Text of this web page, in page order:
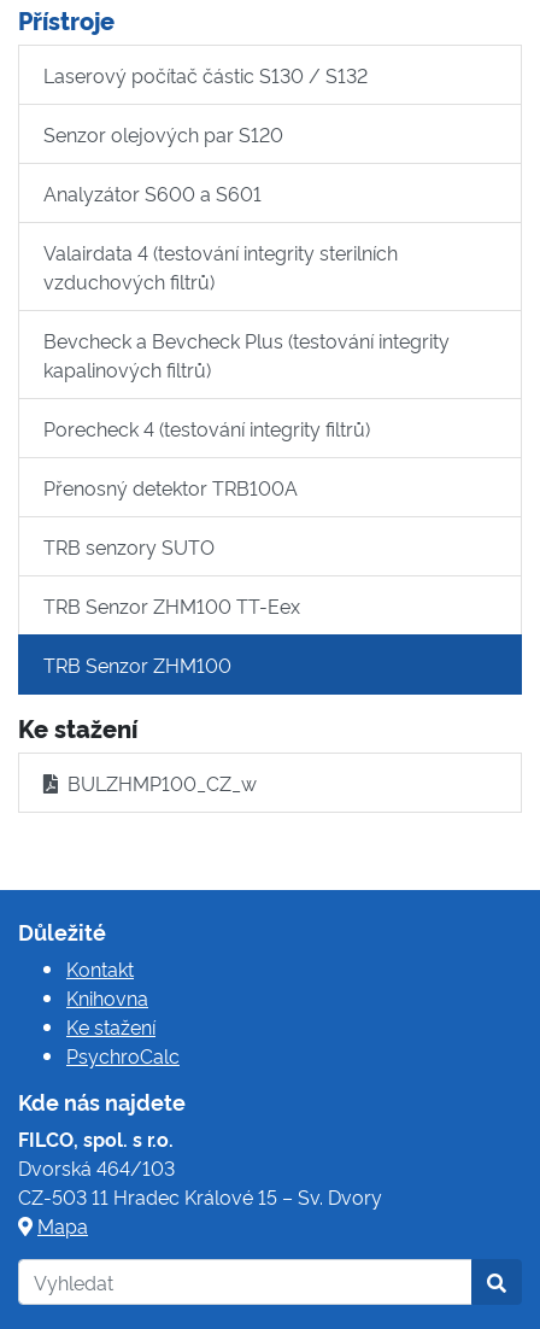
Přístroje
Laserový počítač částic S130 / S132
Senzor olejových par S120
Analyzátor S600 a S601
Valairdata 4 (testování integrity sterilních
vzduchových filtrů)
Bevcheck a Bevcheck Plus (testování integrity
kapalinových filtrů)
Porecheck 4 (testování integrity filtrů)
Přenosný detektor TRB100A
TRB senzory SUTO
TRB Senzor ZHM100 TT-Eex
TRB Senzor ZHM100
Ke stažení
BULZHMP100_CZ_w
Důležité
Kontakt
Knihovna
Ke stažení
PsychroCalc
Kde nás najdete
FILCO, spol. s r.o.
Dvorská 464/103
CZ-503 11 Hradec Králové 15 – Sv. Dvory
Mapa